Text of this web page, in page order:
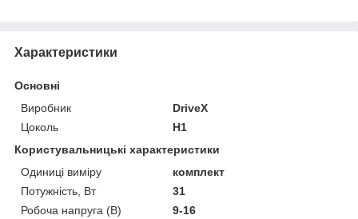
Характеристики
Основні
Виробник
DriveX
Цоколь
H1
Користувальницькі характеристики
Одиниці виміру
комплект
Потужність, Вт
31
Робоча напруга (В)
9-16